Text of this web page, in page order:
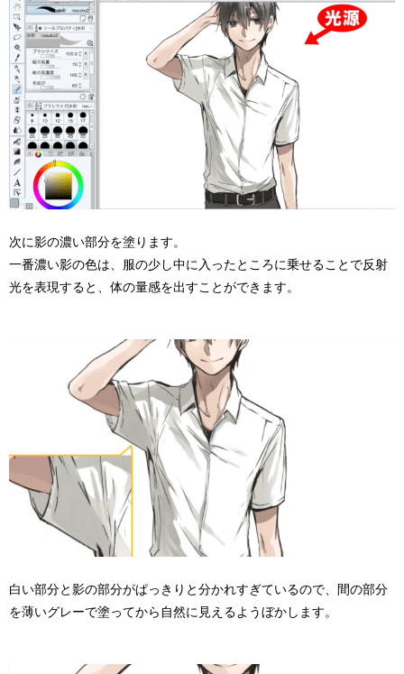
次に影の濃い部分を塗ります。
一番濃い影の色は、服の少し中に入ったところに乗せることで反射
光を表現すると、体の量感を出すことができます。
白い部分と影の部分がぱっきりと分かれすぎているので、間の部分
を薄いグレーで塗ってから自然に見えるようぼかします。